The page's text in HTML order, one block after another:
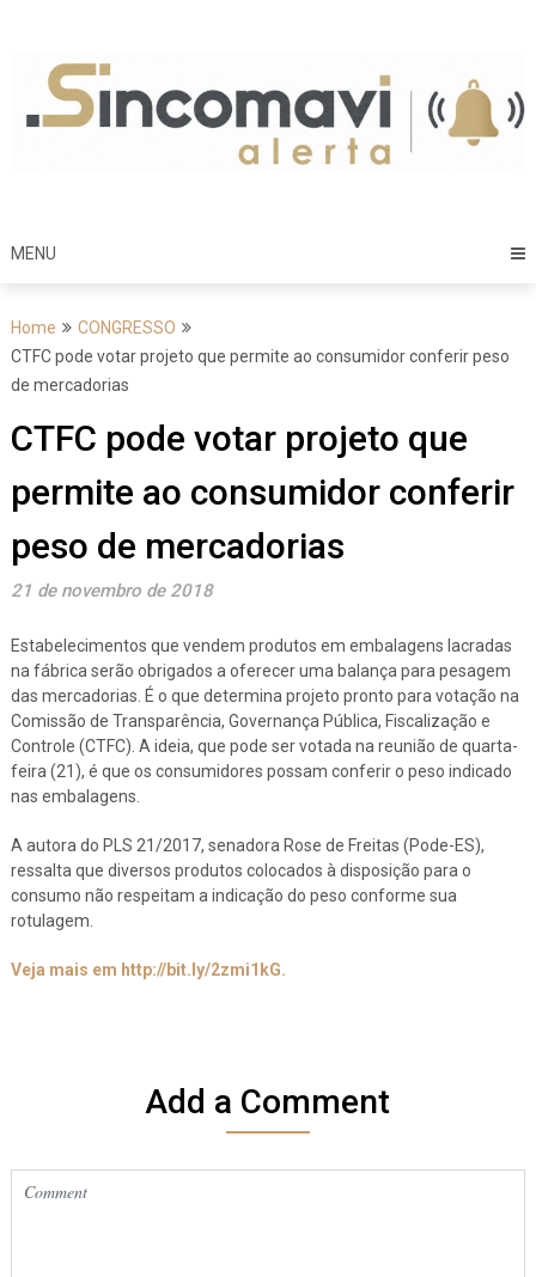
content
MENU
Home
CONGRESSO
CTFC pode votar projeto que permite ao consumidor conferir peso
de mercadorias
CTFC pode votar projeto que
permite ao consumidor conferir
peso de mercadorias
21 de novembro de 2018
Estabelecimentos que vendem produtos em embalagens lacradas
na fábrica serão obrigados a oferecer uma balança para pesagem
das mercadorias. É o que determina projeto pronto para votação na
Comissão de Transparência, Governança Pública, Fiscalização e
Controle (CTFC). A ideia, que pode ser votada na reunião de quarta-
feira (21), é que os consumidores possam conferir o peso indicado
nas embalagens.
A autora do PLS 21/2017, senadora Rose de Freitas (Pode-ES),
ressalta que diversos produtos colocados à disposição para o
consumo não respeitam a indicação do peso conforme sua
rotulagem.
Veja mais em http://bit.ly/2zmi1kG.
Add a Comment